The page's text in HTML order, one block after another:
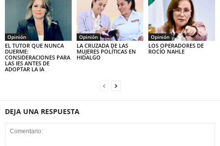
Opinión
EL TUTOR QUE NUNCA
DUERME:
CONSIDERACIONES PARA
LAS IES ANTES DE
ADOPTAR LA IA
Opinión
LA CRUZADA DE LAS
MUJERES POLÍTICAS EN
HIDALGO
Opinión
LOS OPERADORES DE
ROCÍO NAHLE
DEJA UNA RESPUESTA